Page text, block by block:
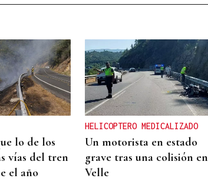
lo de los
vías del tren
el año
HELICOPTERO MEDICALIZADO
Un motorista en estado
grave tras una colisión en
Velle